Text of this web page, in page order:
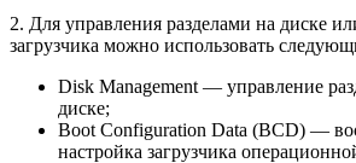
2. Для управления разделами на диске
загрузчика можно использовать
Disk Management — управление
диске;
Boot Configuration Data (BCD) —
настройка загрузчика